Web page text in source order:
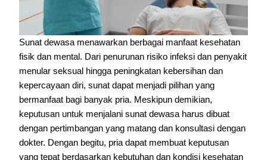
Sunat dewasa menawarkan berbagai manfaat kesehatan
fisik dan mental. Dari penurunan risiko infeksi dan penyakit
menular seksual hingga peningkatan kebersihan dan
kepercayaan diri, sunat dapat menjadi pilihan yang
bermanfaat bagi banyak pria. Meskipun demikian,
keputusan untuk menjalani sunat dewasa harus dibuat
dengan pertimbangan yang matang dan konsultasi dengan
dokter. Dengan begitu, pria dapat membuat keputusan
yang tepat berdasarkan kebutuhan dan kondisi kesehatan